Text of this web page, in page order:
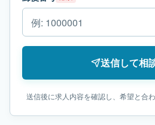
送信して相
送信後に求人内容を確認し、希望と合